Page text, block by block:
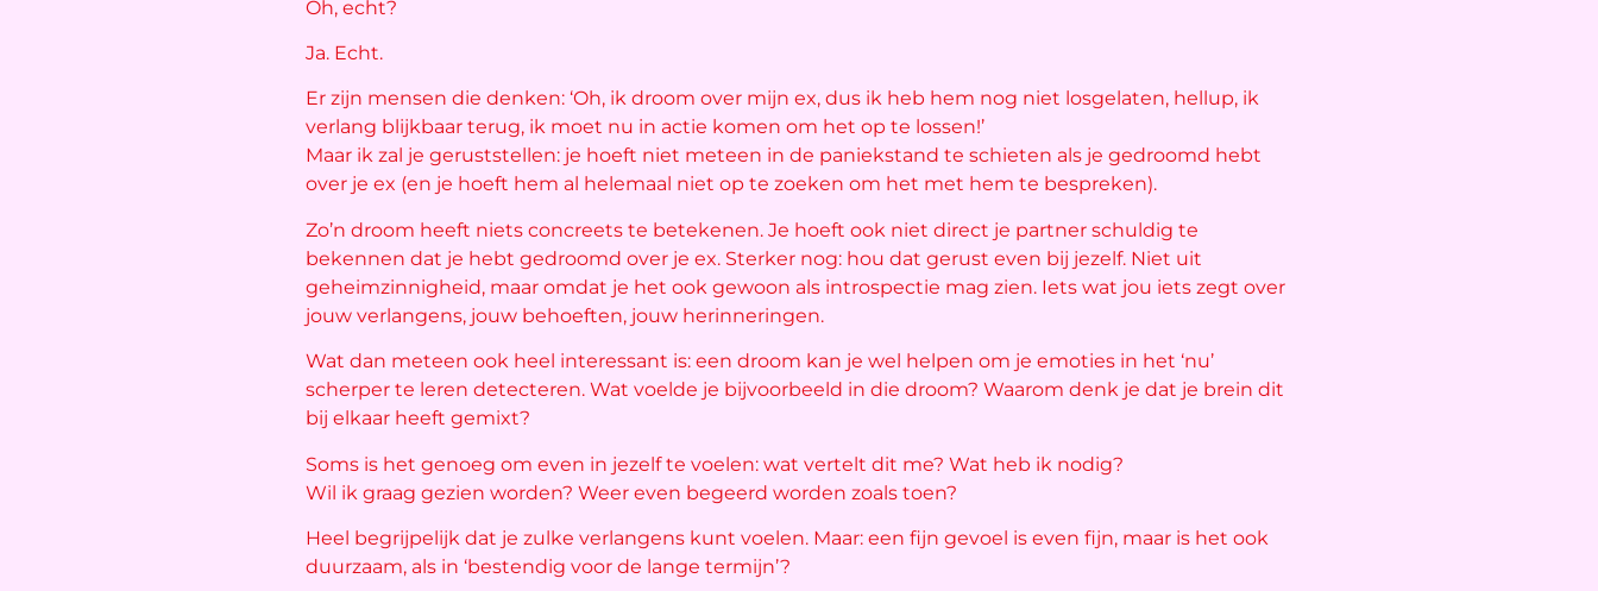
Oh, echt?
Ja. Echt.
Er zijn mensen die denken: ‘Oh, ik droom over mijn ex, dus ik heb hem nog niet losgelaten, hellup, ik
verlang blijkbaar terug, ik moet nu in actie komen om het op te lossen!’
Maar ik zal je geruststellen: je hoeft niet meteen in de paniekstand te schieten als je gedroomd hebt
over je ex (en je hoeft hem al helemaal niet op te zoeken om het met hem te bespreken).
Zo’n droom heeft niets concreets te betekenen. Je hoeft ook niet direct je partner schuldig te
bekennen dat je hebt gedroomd over je ex. Sterker nog: hou dat gerust even bij jezelf. Niet uit
geheimzinnigheid, maar omdat je het ook gewoon als introspectie mag zien. Iets wat jou iets zegt over
jouw verlangens, jouw behoeften, jouw herinneringen.
Wat dan meteen ook heel interessant is: een droom kan je wel helpen om je emoties in het ‘nu’
scherper te leren detecteren. Wat voelde je bijvoorbeeld in die droom? Waarom denk je dat je brein dit
bij elkaar heeft gemixt?
Soms is het genoeg om even in jezelf te voelen: wat vertelt dit me? Wat heb ik nodig?
Wil ik graag gezien worden? Weer even begeerd worden zoals toen?
Heel begrijpelijk dat je zulke verlangens kunt voelen. Maar: een fijn gevoel is even fijn, maar is het ook
duurzaam, als in ‘bestendig voor de lange termijn’?